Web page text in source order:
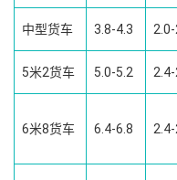
中型货车 3.8-4.3
5米2货车 5.0-5.2
6米8货车 6.4-6.8